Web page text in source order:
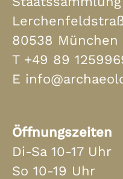
80538 München
T +49 89
E
Öffnungszeiten
Di-Sa 10-17 Uhr
So 10-19 Uhr